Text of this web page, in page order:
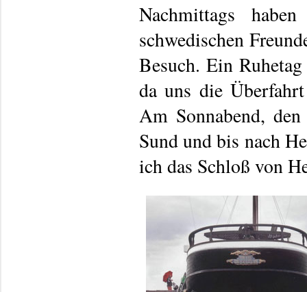
Nachmittags
schwedischen
Besuch. Ein
da uns die
Am Sonnabend,
Sund und bis nach
ich das Schloß von